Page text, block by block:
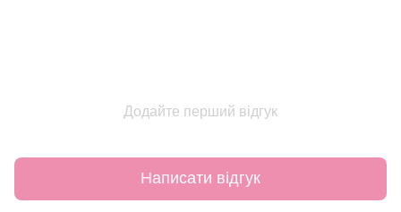
Додайте перший відгук
Написати відгук